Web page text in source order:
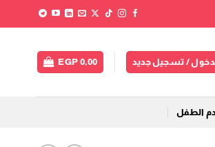
/ تسجيل جديد EGP 0,00
الطفل